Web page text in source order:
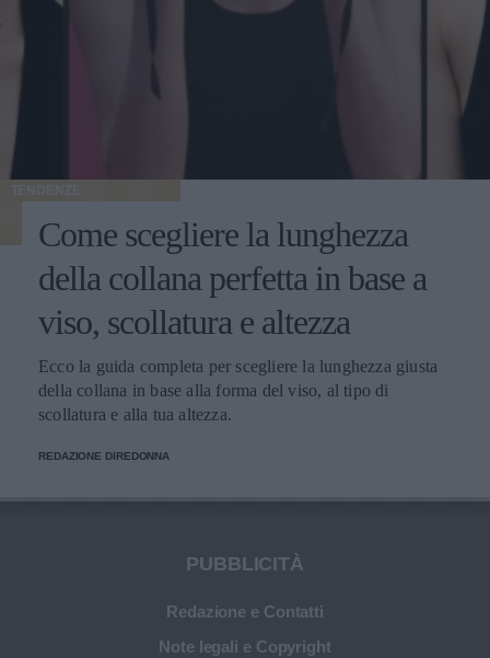
TENDENZE
Come scegliere la lunghezza
della collana perfetta in base a
viso, scollatura e altezza
Ecco la guida completa per scegliere la lunghezza giusta
della collana in base alla forma del viso, al tipo di
scollatura e alla tua altezza.
REDAZIONE DIREDONNA
PUBBLICITÀ
Redazione e Contatti
Note legali e Copyright